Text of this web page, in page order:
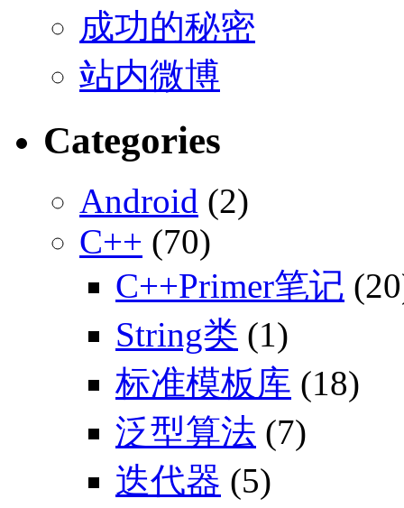
成功的秘密
站内微博
Categories
Android (2)
C++ (70)
C++Primer笔记
String类 (1)
标准模板库 (18)
泛型算法 (7)
迭代器 (5)